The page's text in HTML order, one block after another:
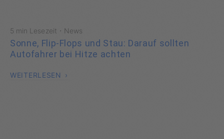
5 min Lesezeit · News
Sonne, Flip-Flops und Stau: Darauf sollten
Autofahrer bei Hitze achten
WEITERLESEN